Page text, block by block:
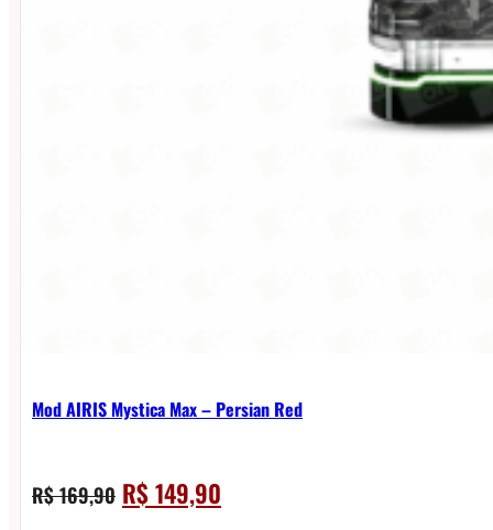
Mod AIRIS Mystica Max – Persian Red
R$169,90 O
preço
R$149,90
preço